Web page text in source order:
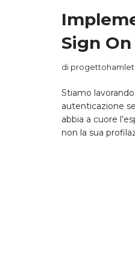
Sign On
di progettohamlet
Stiamo
autenticazione
abbia a cuore
non la sua